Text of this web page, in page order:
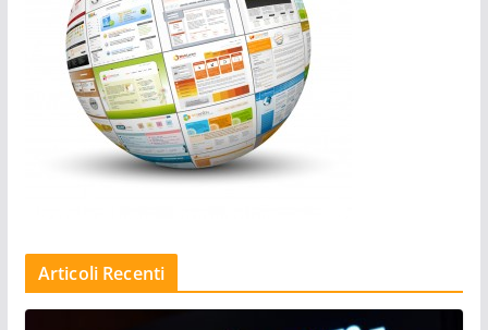
Articoli Recenti